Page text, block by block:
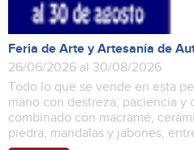
Feria de Arte y Artesanía de
26/06/2026 al 30/08/2026
Todo lo que se vende en esta
mano con destreza, paciencia y
combinado con macramé,
piedra, mandalas y jabones,